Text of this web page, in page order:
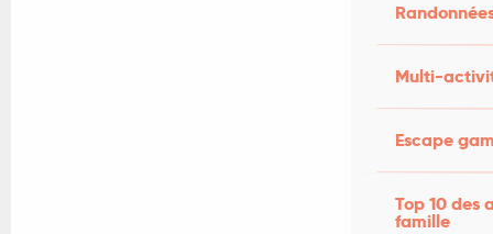
Multi-
Escape
Top 10 des
famille